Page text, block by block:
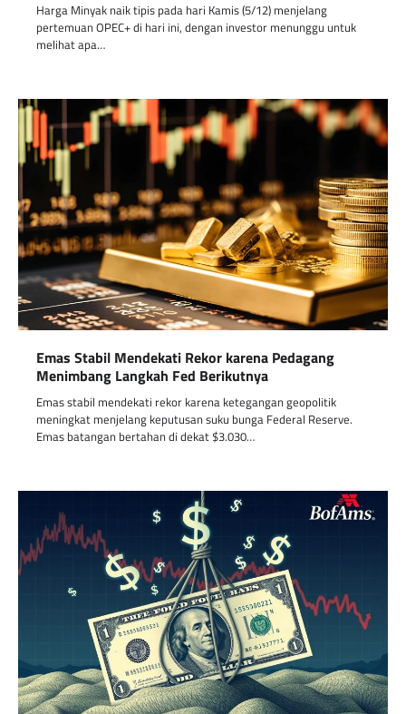
Harga Minyak naik tipis pada hari Kamis (5/12) menjelang
pertemuan OPEC+ di hari ini, dengan investor menunggu untuk
melihat apa…
Emas Stabil Mendekati Rekor karena Pedagang
Menimbang Langkah Fed Berikutnya
Emas stabil mendekati rekor karena ketegangan geopolitik
meningkat menjelang keputusan suku bunga Federal Reserve.
Emas batangan bertahan di dekat $3.030…